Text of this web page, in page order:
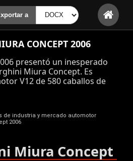
CONCEPT 2006
presentó un inesperado
Miura Concept. Es
V12 de 580 caballos de
de industria y mercado automotor
2006
Miura Concept